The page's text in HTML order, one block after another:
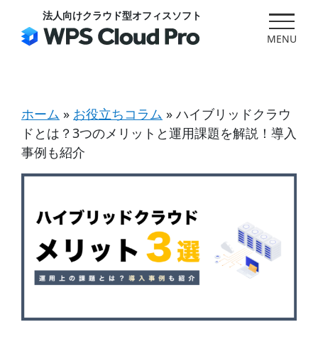
content
法人向けクラウド型オフィスソフト
ホーム » お役立ちコラム » ハイブリッドクラウ
ドとは？3つのメリットと運用課題を解説！導入
事例も紹介